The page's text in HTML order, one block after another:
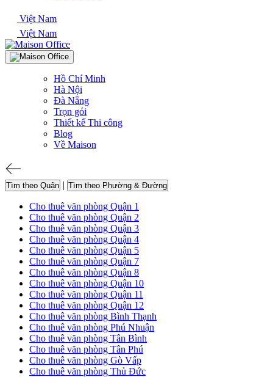
Việt Nam
Việt Nam
Hồ Chí Minh
Hà Nội
Đà Nẵng
Trọn gói
Thiết kế Thi công
Blog
Về Maison
Tìm theo Quận | Tìm theo Phường & Đường
Cho thuê văn phòng Quận 1
Cho thuê văn phòng Quận 2
Cho thuê văn phòng Quận 3
Cho thuê văn phòng Quận 4
Cho thuê văn phòng Quận 5
Cho thuê văn phòng Quận 7
Cho thuê văn phòng Quận 8
Cho thuê văn phòng Quận 10
Cho thuê văn phòng Quận 11
Cho thuê văn phòng Quận 12
Cho thuê văn phòng Bình Thạnh
Cho thuê văn phòng Phú Nhuận
Cho thuê văn phòng Tân Bình
Cho thuê văn phòng Tân Phú
Cho thuê văn phòng Gò Vấp
Cho thuê văn phòng Thủ Đức